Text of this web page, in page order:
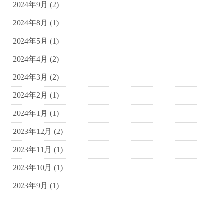
2024年9月 (2)
2024年8月 (1)
2024年5月 (1)
2024年4月 (2)
2024年3月 (2)
2024年2月 (1)
2024年1月 (1)
2023年12月 (2)
2023年11月 (1)
2023年10月 (1)
2023年9月 (1)